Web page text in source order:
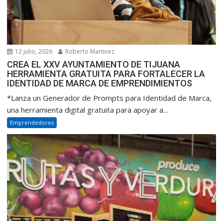
12 julio, 2026 Roberto Martinez
CREA EL XXV AYUNTAMIENTO DE TIJUANA
HERRAMIENTA GRATUITA PARA FORTALECER LA
IDENTIDAD DE MARCA DE EMPRENDIMIENTOS
*Lanza un Generador de Prompts para Identidad de Marca,
una herramienta digital gratuita para apoyar a...
Emprendedores